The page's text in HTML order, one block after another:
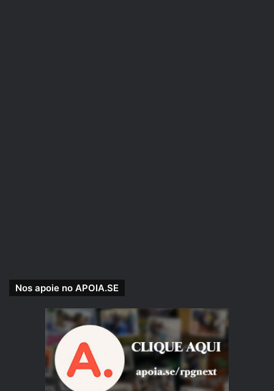
COMPARTILHE!
Se você gostou desse Podcast de RPG, então não se
esqueça de compartilhar!
Nos apoie no APOIA.SE